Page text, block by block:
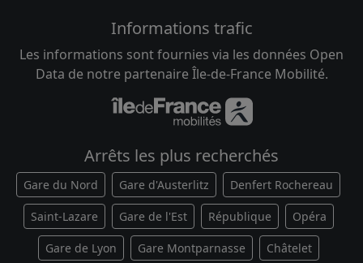
Informations trafic
Les informations sont fournies via les données Open
Data de notre partenaire Île-de-France Mobilité.
Arrêts les plus recherchés
Gare du Nord Gare d'Austerlitz Denfert Rochereau
Saint-Lazare Gare de l'Est République Opéra
Gare de Lyon Gare Montparnasse Châtelet